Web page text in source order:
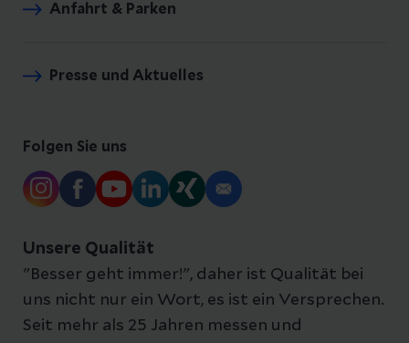
Anfahrt & Parken
Presse und Aktuelles
Folgen Sie uns
Unsere Qualität
"Besser geht immer!", daher ist Qualität bei
uns nicht nur ein Wort, es ist ein Versprechen.
Seit mehr als 25 Jahren messen und